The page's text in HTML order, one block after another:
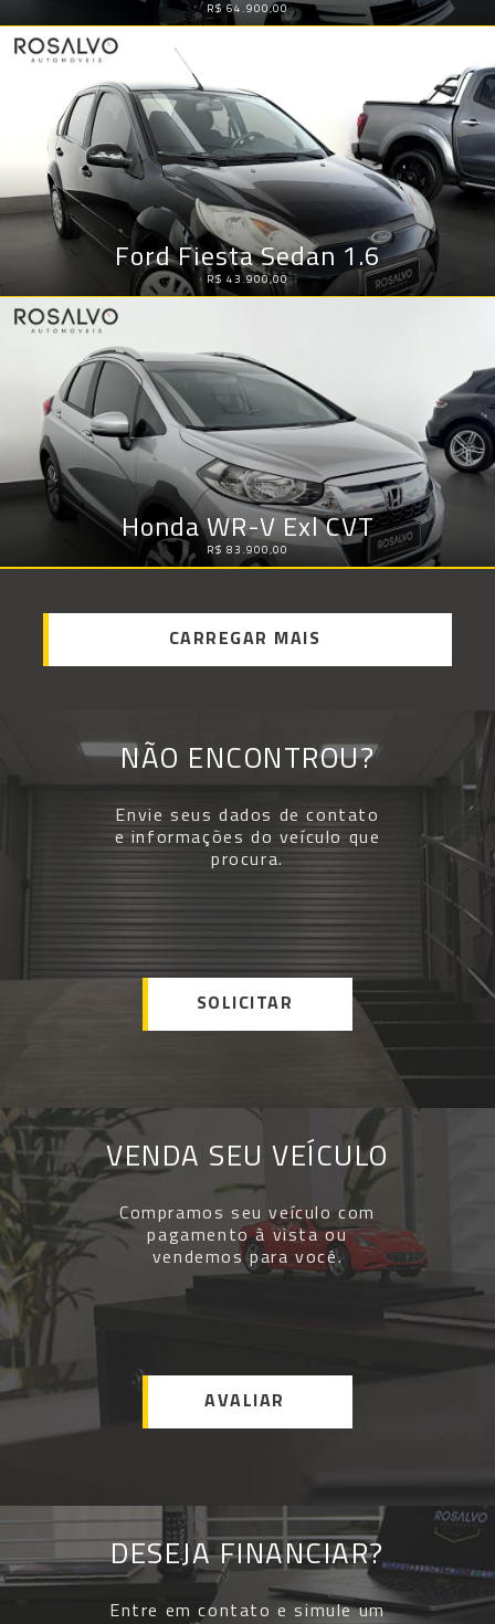
R$ 64.900,00
Ford Fiesta Sedan 1.6
R$ 43.900,00
Honda WR-V Exl CVT
R$ 83.900,00
CARREGAR MAIS
NÃO ENCONTROU?
Envie seus dados de contato
e informações do veículo que
procura.
SOLICITAR
VENDA SEU VEÍCULO
Compramos seu veículo com
pagamento à vista ou
vendemos para você.
AVALIAR
DESEJA FINANCIAR?
Entre em contato e simule um